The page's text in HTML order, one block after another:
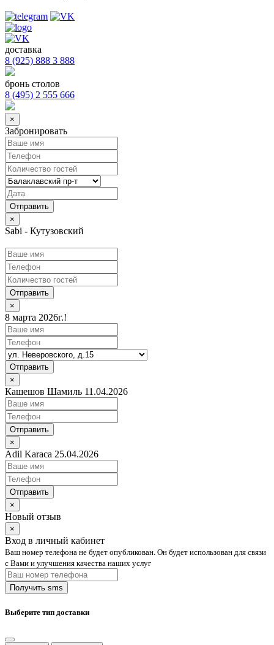
доставка
8 (925) 888 3 888
бронь столов
8 (495) 2 555 666
×
Забронировать
×
Sabi - Кутузовский
Отправить
×
8 марта 2026г.!
Отправить
×
Кашешов Шамиль 11.04.2026
Отправить
×
Adil Karaca 25.04.2026
Отправить
×
Новый отзыв
×
Вход в личный кабинет
Ваш номер телефона не будет опубликован. Он будет использован для связи
с Вами и улучшения качества наших услуг
Выберите тип доставки